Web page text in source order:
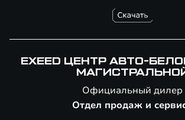
EXEED ЦЕНТР АВТО-
Официальный дилер
Отдел продаж и